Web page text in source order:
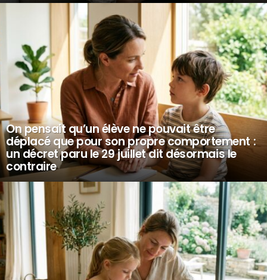
On pensait qu’un élève ne pouvait être
déplacé que pour son propre comportement :
un décret paru le 29 juillet dit désormais le
contraire